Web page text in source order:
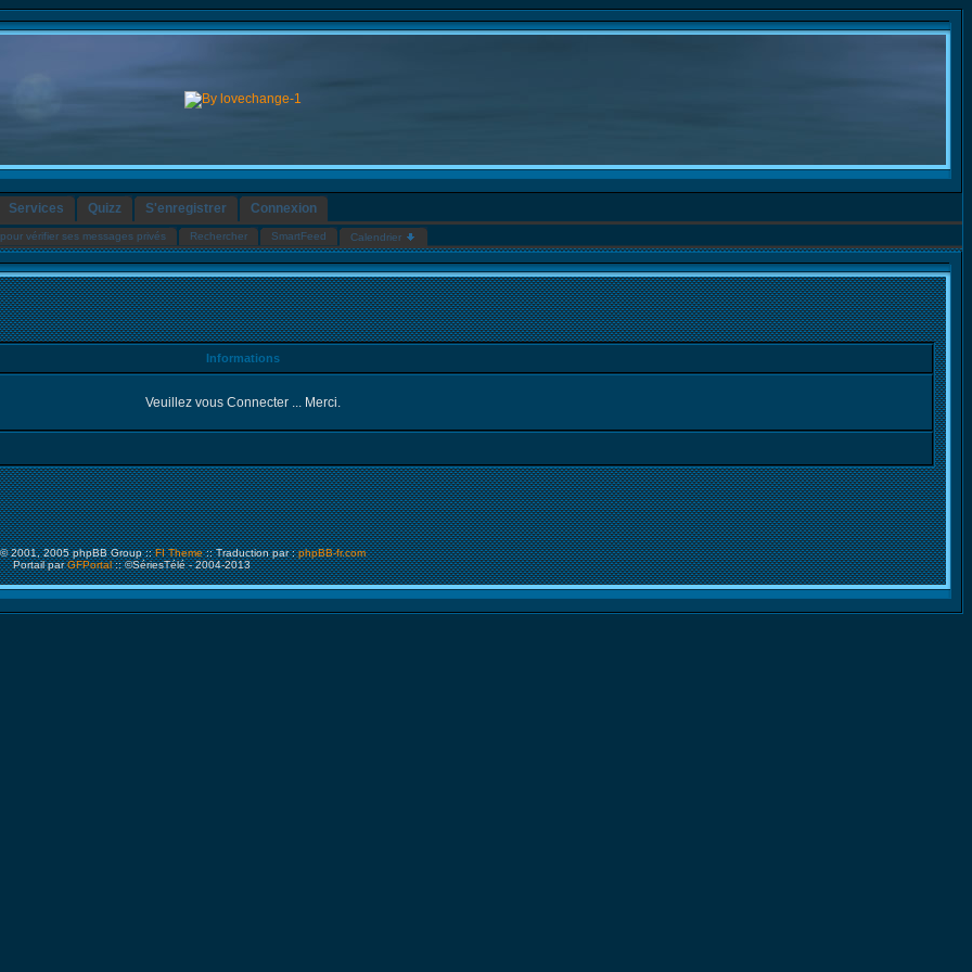
Services Quizz S'enregistrer Connexion
vérifier ses messages privés Rechercher SmartFeed Calendrier
Informations
Veuillez vous Connecter ... Merci.
2001, 2005 phpBB Group ::FI Theme :: Traduction par :phpBB-fr.com
Portail parGFPortal:: ©SériesTélé - 2004-2013